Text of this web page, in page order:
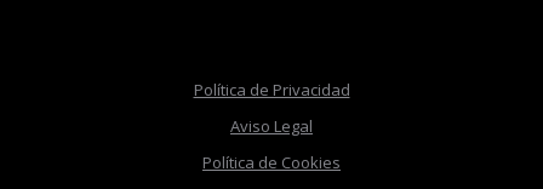
Política de Privacidad
Aviso Legal
Política de Cookies